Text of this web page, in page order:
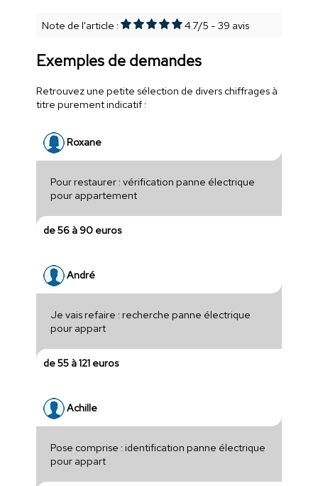
Note de l'article : 4.7/5 - 39 avis
Exemples de demandes
Retrouvez une petite sélection de divers chiffrages à
titre purement indicatif :
Roxane
Pour restaurer : vérification panne électrique
pour appartement
de 56 à 90 euros
André
Je vais refaire : recherche panne électrique
pour appart
de 55 à 121 euros
Achille
Pose comprise : identification panne électrique
pour appart